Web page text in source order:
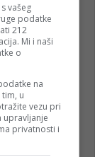
Divjak“
godine imao
vašeg
podatke
212
Mi i naši
o
na
u
vezu pri
upravljanje
privatnosti i